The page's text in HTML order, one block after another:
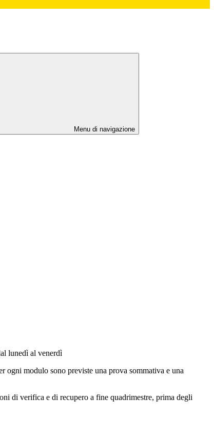
Menu di navigazione
lunedì al venerdì
ogni modulo sono previste una prova sommativa e una
di verifica e di recupero a fine quadrimestre, prima degli